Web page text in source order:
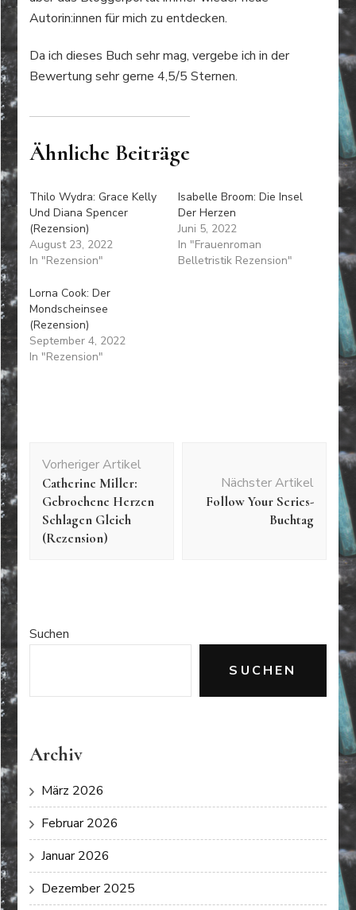
Autorin:innen für mich zu entdecken.
Da ich dieses Buch sehr mag, vergebe ich in der
Bewertung sehr gerne 4,5/5 Sternen.
Ähnliche Beiträge
Thilo Wydra: Grace Kelly
Und Diana Spencer
(Rezension)
August 23, 2022
In "Rezension"
Isabelle Broom: Die Insel
Der Herzen
Juni 5, 2022
In "Frauenroman
Belletristik Rezension"
Lorna Cook: Der
Mondscheinsee
(Rezension)
September 4, 2022
In "Rezension"
Vorheriger Artikel
Catherine Miller:
Gebrochene Herzen
Schlagen Gleich
(Rezension)
Nächster Artikel
Follow Your Series-
Buchtag
Suchen
SUCHEN
Archiv
März 2026
Februar 2026
Januar 2026
Dezember 2025